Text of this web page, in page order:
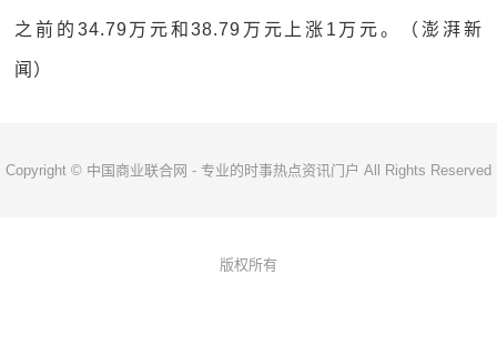
之前的34.79万元和38.79万元上涨1万元。（澎湃新
闻）
Copyright © 中国商业联合网 - 专业的时事热点资讯门户 All Rights Reserved
版权所有